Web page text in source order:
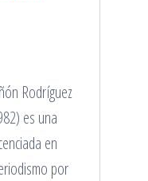
Rodríguez
es una
en
por